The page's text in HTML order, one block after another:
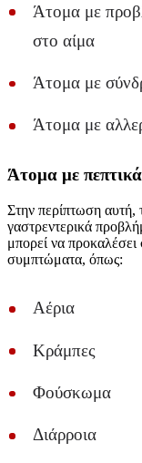
Άτομα με
στο αίμα
Άτομα με
Άτομα με
Άτομα με
Στην περίπτωση αυτή,
γαστρεντερικά
μπορεί να
συμπτώματα, όπως:
Αέρια
Κράμπες
Φούσκωμα
Διάρροια